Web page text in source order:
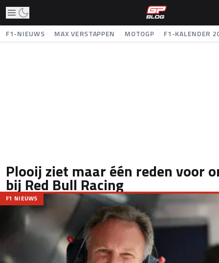
F1-NIEUWS MAX VERSTAPPEN MOTOGP F1-KALENDER
Plooij ziet maar één reden voor
bij Red Bull Racing
F1 NIEUWS